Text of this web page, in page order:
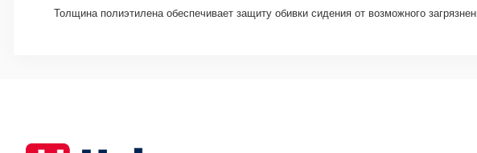
Толщина полиэтилена обеспечивает защиту обивки сидения от возможного